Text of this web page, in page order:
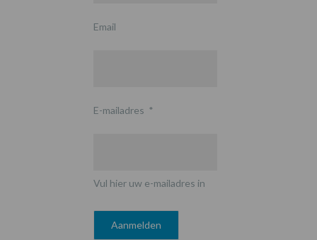
Email
E-mailadres *
Vul hier uw e-mailadres in